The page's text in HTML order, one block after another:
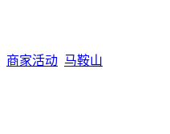
商家活动 马鞍山